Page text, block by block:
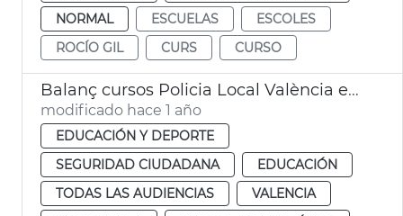
NORMAL
ESCUELAS
ESCOLES
ROCÍO GIL
CURS CURSO
Balanç cursos Policia Local València escoles
modificado hace 1 año
EDUCACIÓN Y DEPORTE
SEGURIDAD CIUDADANA
EDUCACIÓN
TODAS LAS AUDIENCIAS
VALENCIA